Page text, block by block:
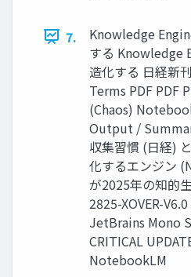
7.
Knowledge
する Knowledge
造化する 日経新
Terms PDF PDF
(Chaos)
Output /
収集習慣 (日経)
化するエンジン
が2025年の知的
2825-XOVER-
JetBrains Mono
CRITICAL
NotebookLM